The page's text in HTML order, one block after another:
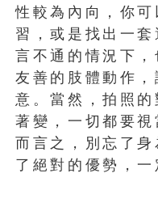
性較為內向，你
習，或是找出一
言不通的情況下
友善的肢體動作
意。當然，拍照
著變，一切都要
而言之，別忘了
了絕對的優勢，一